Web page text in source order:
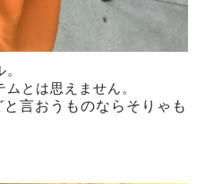
とは思えません。
言おうものならそりゃも